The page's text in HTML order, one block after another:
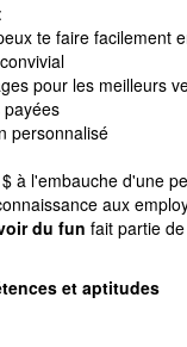
te faire facilement
pour les meilleurs
personnalisé
à l'embauche d'une
aux
du fun fait partie
et aptitudes